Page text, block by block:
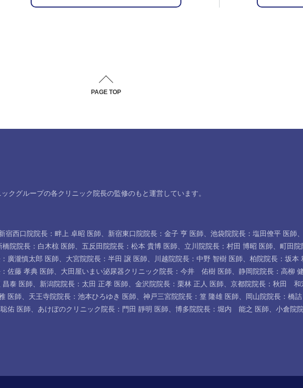
PAGE TOP
クグループの各クリニック院長の監修のもと運営しています。
宿西口院院長：畔上 卓昭 医師、 新宿東口院院長：金子 亨 医師、 池袋院院長：塩田僚平 医師、
橋院院長：白木椋 医師、 五反田院院長：松本 貴博 医師、 立川院院長：村田 博昭 医師、 町田院
廣瀧慎太郎 医師、 大宮院院長：半田 譲 医師、 川越院院長：中野 智樹 医師、 柏院院長：坂本
佐藤 孝典 医師、 大田屋いまい泌尿器クリニック院長：今井 佑樹 医師、 静岡院院長：高柳
昌泰 医師、 新潟院院長：太田 正孝 医師、 金沢院院長：栗林 正人 医師、 京都院院長：秋田 和
医師、 天王寺院院長：池本ひろゆき 医師、 神戸三宮院院長：篁 隆雄 医師、 岡山院院長：橋
佑 医師、 あけぼのクリニック院長：門田 靜明 医師、 博多院院長：堀内 能之 医師、 小倉院